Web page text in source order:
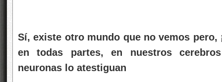
Sí, existe otro mundo que no vemos pero,
en todas partes, en nuestros
neuronas lo atestiguan